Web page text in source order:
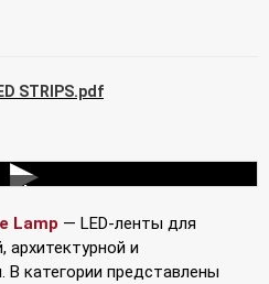
STRIPS.pdf
Lamp
▶
Lamp — LED-ленты для
архитектурной и
В категории представлены